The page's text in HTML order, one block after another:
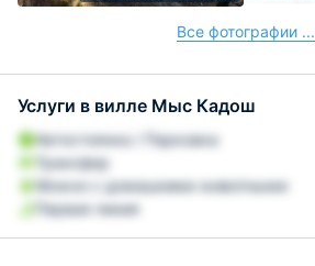
Все фотографии ...
Услуги в вилле Mыс Кадош
Автостоянка / Парковка
Трансфер
Можно с домашними животными
Первая линия